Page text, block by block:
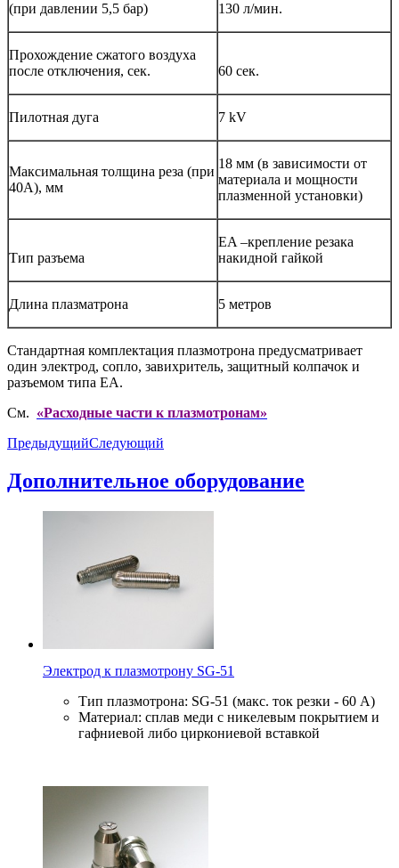
(при давлении 5,5 бар)
130 л/мин.
Прохождение сжатого воздуха
после отключения, сек.
60 сек.
Пилотная дуга 7 kV
Максимальная толщина реза (при
40А), мм
18 мм (в зависимости от
материала и мощности
плазменной установки)
Тип разъема
EA –крепление резака
накидной гайкой
Длина плазматрона 5 метров
Стандартная комплектация плазмотрона предусматривает
один электрод, сопло, завихритель, защитный колпачок и
разъемом типа ЕА.
См. «Расходные части к плазмотронам»
ПредыдущийСледующий
Дополнительное оборудование
Электрод к плазмотрону SG-51
Тип плазмотрона: SG-51 (макс. ток резки - 60 А)
Материал: сплав меди с никелевым покрытием и
гафниевой либо циркониевой вставкой